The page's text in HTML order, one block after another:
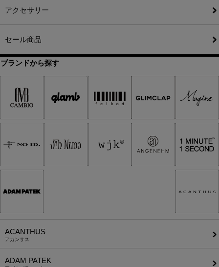
アクセサリー
セール商品
ブランドから探す
ACANTHUS
アカンサス
ADAM PATEK